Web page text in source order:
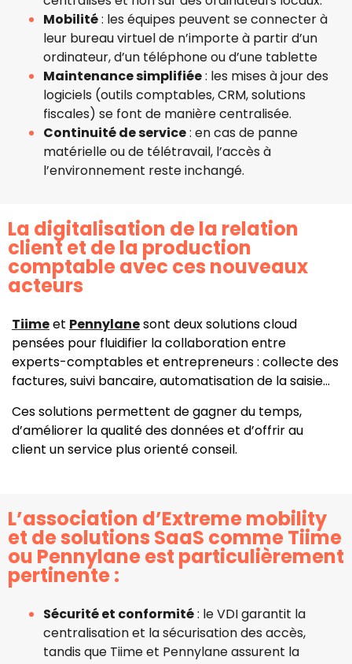
Mobilité: les équipes peuvent se connecter à
leur bureau virtuel de n’importe à partir d’un
ordinateur, d’un téléphone ou d’une tablette
Maintenance simplifiée: les mises à jour des
logiciels (outils comptables, CRM, solutions
fiscales) se font de manière centralisée.
Continuité de service: en cas de panne
matérielle ou de télétravail, l’accès à
l’environnement reste inchangé.
La digitalisation de la relation
client et de la production
comptable avec ces nouveaux
acteurs
Tiimeet Pennylanesont deux solutions cloud
pensées pour fluidifier la collaboration entre
experts-comptables et entrepreneurs : collecte des
factures, suivi bancaire, automatisation de la saisie…
Ces solutions permettent de gagner du temps,
d’améliorer la qualité des données et d’offrir au
client un service plus orienté conseil.
L’association d’Extreme mobility
et de solutions SaaS comme Tiime
ou Pennylane est particulièrement
pertinente :
Sécurité et conformité: le VDI garantit la
centralisation et la sécurisation des accès,
tandis que Tiime et Pennylane assurent la